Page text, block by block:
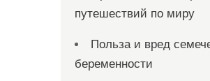
путешествий по миру
Польза и вред
беременности